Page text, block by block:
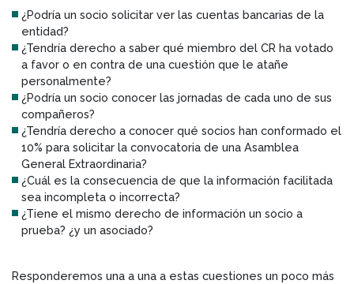
¿Podría un socio solicitar ver las cuentas bancarias de la
entidad?
¿Tendría derecho a saber qué miembro del CR ha votado
a favor o en contra de una cuestión que le atañe
personalmente?
¿Podría un socio conocer las jornadas de cada uno de sus
compañeros?
¿Tendría derecho a conocer qué socios han conformado el
10% para solicitar la convocatoria de una Asamblea
General Extraordinaria?
¿Cuál es la consecuencia de que la información facilitada
sea incompleta o incorrecta?
¿Tiene el mismo derecho de información un socio a
prueba? ¿y un asociado?
Responderemos una a una a estas cuestiones un poco más